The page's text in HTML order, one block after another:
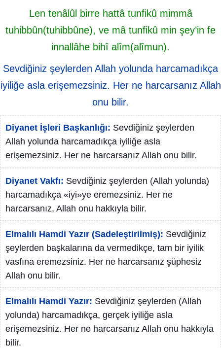
Len tenâlûl birre hattâ tunfikû mimmâ
tuhibbûn(tuhibbûne), ve mâ tunfikû min şey’in fe
innallâhe bihî alîm(alîmun).
Sevdiğiniz şeylerden Allah yolunda harcamadıkça
iyiliğe asla erişemezsiniz. Her ne harcarsanız Allah
onu bilir.
Diyanet İşleri Başkanlığı: Sevdiğiniz şeylerden
Allah yolunda harcamadıkça iyiliğe asla
erişemezsiniz. Her ne harcarsanız Allah onu bilir.
Diyanet Vakfı: Sevdiğiniz şeylerden (Allah yolunda)
harcamadıkça «iyi»ye eremezsiniz. Her ne
harcarsanız, Allah onu hakkıyla bilir.
Elmalılı Hamdi Yazır (Sadeleştirilmiş): Sevdiğiniz
şeylerden başkalarına da vermedikçe, tam bir iyilik
vasfına eremezsiniz. Her ne harcarsanız şüphesiz
Allah onu bilir.
Elmalılı Hamdi Yazır: Sevdiğiniz şeylerden (Allah
yolunda) harcamadıkça, gerçek iyiliğe asla
erişemezsiniz. Her ne harcarsanız Allah onu hakkıyla
bilir.